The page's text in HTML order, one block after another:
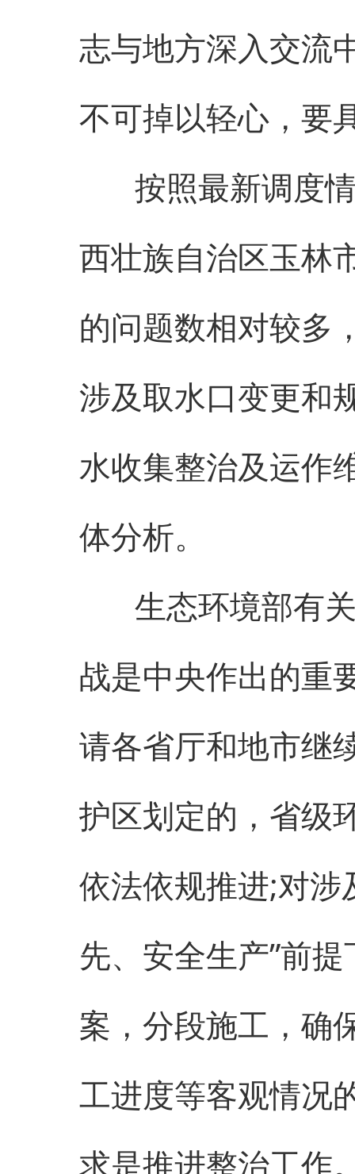
志与地方深入交流
不可掉以轻心，要
按照最新调度情
西壮族自治区玉林
的问题数相对较多
涉及取水口变更和
水收集整治及运作
体分析。
生态环境部有关
战是中央作出的重
请各省厅和地市继
护区划定的，省级
依法依规推进;对涉
先、安全生产”前
案，分段施工，确
工进度等客观情况
求是推进整治工作